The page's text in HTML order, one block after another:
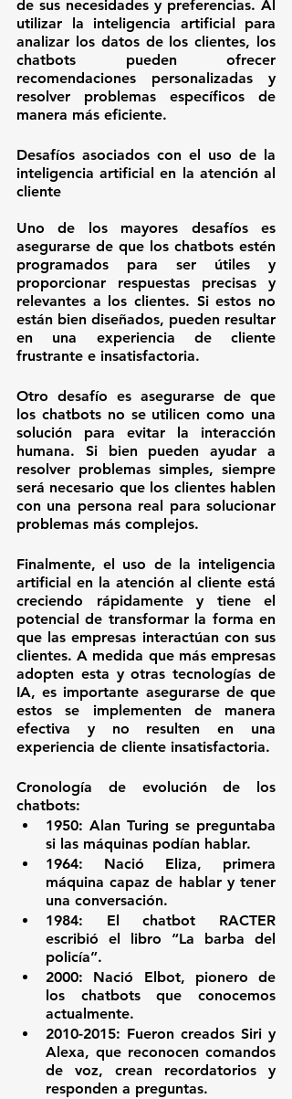
de sus necesidades y preferencias. Al
utilizar la inteligencia artificial para
analizar los datos de los clientes, los
chatbots pueden ofrecer
recomendaciones personalizadas y
resolver problemas específicos de
manera más eficiente.
Desafíos asociados con el uso de la
inteligencia artificial en la atención al
cliente
Uno de los mayores desafíos es
asegurarse de que los chatbots estén
programados para ser útiles y
proporcionar respuestas precisas y
relevantes a los clientes. Si estos no
están bien diseñados, pueden resultar
en una experiencia de cliente
frustrante e insatisfactoria.
Otro desafío es asegurarse de que
los chatbots no se utilicen como una
solución para evitar la interacción
humana. Si bien pueden ayudar a
resolver problemas simples, siempre
será necesario que los clientes hablen
con una persona real para solucionar
problemas más complejos.
Finalmente, el uso de la inteligencia
artificial en la atención al cliente está
creciendo rápidamente y tiene el
potencial de transformar la forma en
que las empresas interactúan con sus
clientes. A medida que más empresas
adopten esta y otras tecnologías de
IA, es importante asegurarse de que
estos se implementen de manera
efectiva y no resulten en una
experiencia de cliente insatisfactoria.
Cronología de evolución de los
chatbots:
1950: Alan Turing se preguntaba
si las máquinas podían hablar.
1964: Nació Eliza, primera
máquina capaz de hablar y tener
una conversación.
1984: El chatbot RACTER
escribió el libro “La barba del
policía”.
2000: Nació Elbot, pionero de
los chatbots que conocemos
actualmente.
2010-2015: Fueron creados Siri y
Alexa, que reconocen comandos
de voz, crean recordatorios y
responden a preguntas.